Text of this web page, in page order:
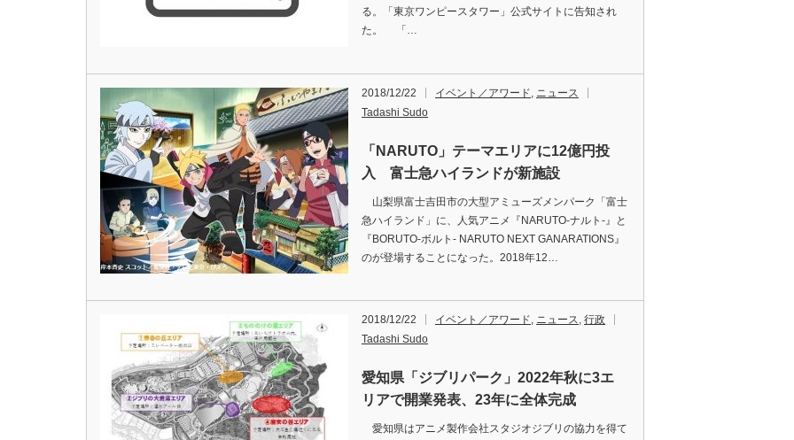
る。「東京ワンピースタワー」公式サイトに告知され
た。 「…
2018/12/22 イベント／アワード, ニュース
Tadashi Sudo
「NARUTO」テーマエリアに12億円投
入 富士急ハイランドが新施設
山梨県富士吉田市の大型アミューズメンパーク「富士
急ハイランド」に、人気アニメ『NARUTO-ナルト-』と
『BORUTO-ボルト- NARUTO NEXT GANARATIONS』
のが登場することになった。2018年12…
2018/12/22 イベント／アワード, ニュース, 行政
Tadashi Sudo
愛知県「ジブリパーク」2022年秋に3エ
リアで開業発表、23年に全体完成
愛知県はアニメ製作会社スタジオジブリの協力を得て